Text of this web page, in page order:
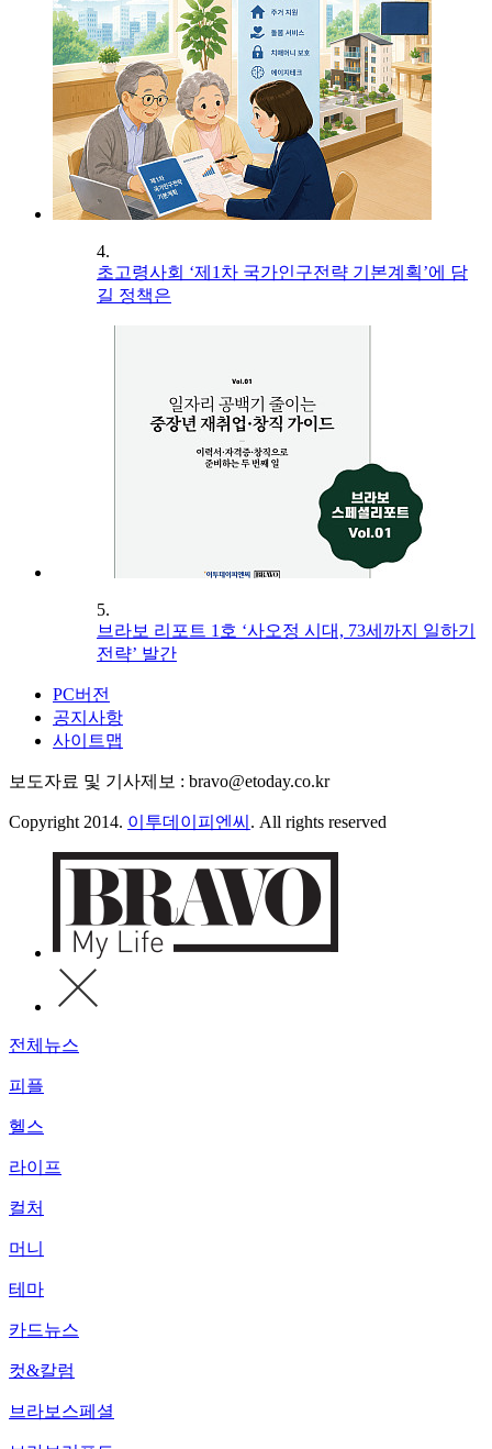
4.
초고령사회 ‘제1차 국가인구전략 기본계획’에 담
길 정책은
5.
브라보 리포트 1호 ‘사오정 시대, 73세까지 일하기
전략’ 발간
PC버전
공지사항
사이트맵
보도자료 및 기사제보 : bravo@etoday.co.kr
Copyright 2014. 이투데이피엔씨 . All rights reserved
전체뉴스
피플
헬스
라이프
컬처
머니
테마
카드뉴스
컷&칼럼
브라보스페셜